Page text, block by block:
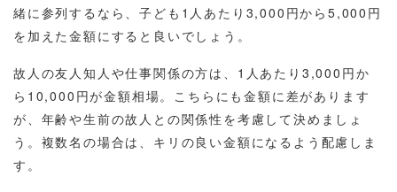
緒に参列するなら、子ども1人あたり3,000円から5,000円
を加えた金額にすると良いでしょう。
故人の友人知人や仕事関係の方は、1人あたり3,000円か
ら10,000円が金額相場。こちらにも金額に差があります
が、年齢や生前の故人との関係性を考慮して決めましょ
う。複数名の場合は、キリの良い金額になるよう配慮しま
す。